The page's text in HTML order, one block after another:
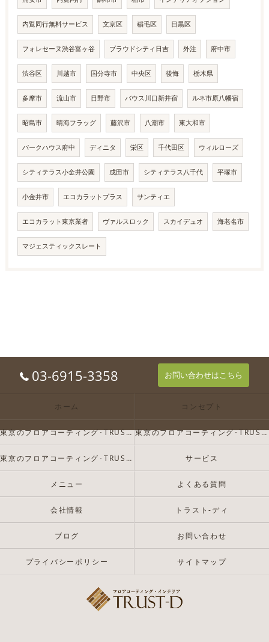
内覧同行無料サービス 文京区 稲毛区 目黒区
フォレセーヌ渋谷富ヶ谷 プラウドシティ日吉 外注 府中市
渋谷区 川越市 国分寺市 中央区 後悔 栃木県
多摩市 流山市 日野市 バウス川口新井宿 ルネ市原八幡宿
昭島市 晴海フラッグ 藤沢市 八潮市 東大和市
パークハウス府中 ディニタ 栄区 千代田区 ウィルローズ
シティテラス小金井公園 成田市 シティテラス八千代 平塚市
小金井市 エコカラットプラス サンティエ
エコカラット東京業者 ヴァルスロック スカイデュオ 海老名市
マジェスティックスレート
03-6915-3358 お問い合わせはこちら
ホーム コンセプト
東京のフロアコーティング･TRUST-Dの口コミ情報 東京のフロアコーティング･TRUST-Dの評判
東京のフロアコーティング･TRUST-Dのお客様の声 サービス
メニュー よくある質問
会社情報 トラスト-ディ
ブログ お問い合わせ
プライバシーポリシー サイトマップ